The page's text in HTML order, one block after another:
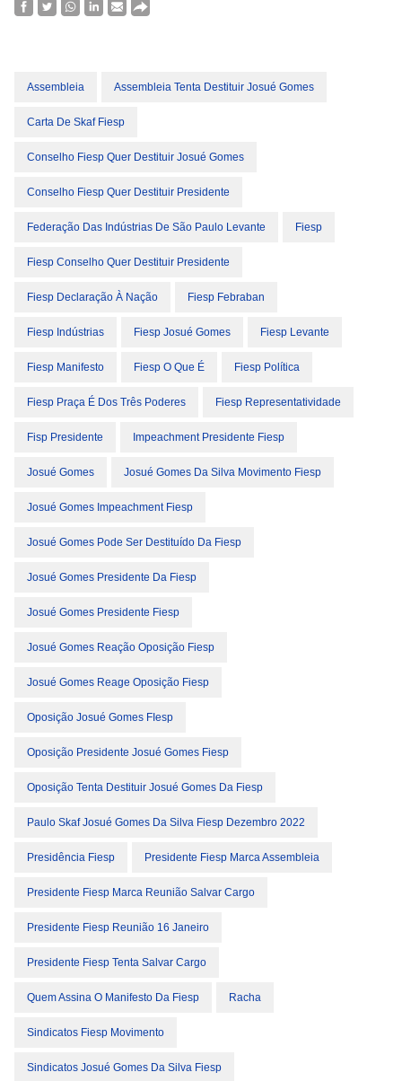
Assembleia Assembleia Tenta Destituir Josué Gomes
Carta De Skaf Fiesp
Conselho Fiesp Quer Destituir Josué Gomes
Conselho Fiesp Quer Destituir Presidente
Federação Das Indústrias De São Paulo Levante Fiesp
Fiesp Conselho Quer Destituir Presidente
Fiesp Declaração À Nação Fiesp Febraban
Fiesp Indústrias Fiesp Josué Gomes Fiesp Levante
Fiesp Manifesto Fiesp O Que É Fiesp Política
Fiesp Praça É Dos Três Poderes Fiesp Representatividade
Fisp Presidente Impeachment Presidente Fiesp
Josué Gomes Josué Gomes Da Silva Movimento Fiesp
Josué Gomes Impeachment Fiesp
Josué Gomes Pode Ser Destituído Da Fiesp
Josué Gomes Presidente Da Fiesp
Josué Gomes Presidente Fiesp
Josué Gomes Reação Oposição Fiesp
Josué Gomes Reage Oposição Fiesp
Oposição Josué Gomes FIesp
Oposição Presidente Josué Gomes Fiesp
Oposição Tenta Destituir Josué Gomes Da Fiesp
Paulo Skaf Josué Gomes Da Silva Fiesp Dezembro 2022
Presidência Fiesp Presidente Fiesp Marca Assembleia
Presidente Fiesp Marca Reunião Salvar Cargo
Presidente Fiesp Reunião 16 Janeiro
Presidente Fiesp Tenta Salvar Cargo
Quem Assina O Manifesto Da Fiesp Racha
Sindicatos Fiesp Movimento
Sindicatos Josué Gomes Da Silva Fiesp